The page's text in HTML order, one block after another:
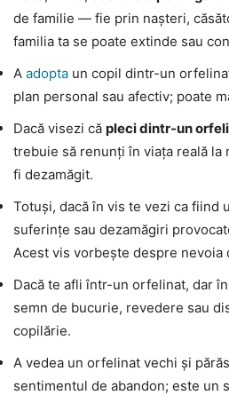
de familie — fie prin nașteri,
familia ta se poate extinde sau
A adopta un copil dintr-un
plan personal sau afectiv; poate
Dacă visezi că pleci dintr-un
trebuie să renunți în viața reală
fi dezamăgit.
Totuși, dacă în vis te vezi ca fiind
suferințe sau dezamăgiri
Acest vis vorbește despre
Dacă te afli într-un orfelinat, dar
semn de bucurie, revedere sau
copilărie.
A vedea un orfelinat vechi și
sentimentul de abandon; este un